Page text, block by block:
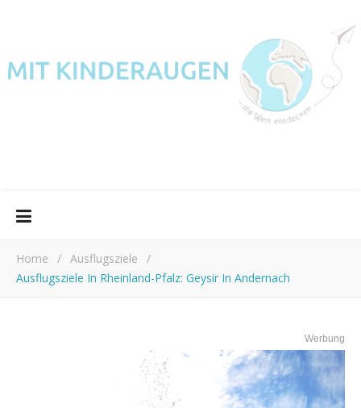
Home / Ausflugsziele
/
Ausflugsziele In Rheinland-Pfalz: Geysir In Andernach
Werbung